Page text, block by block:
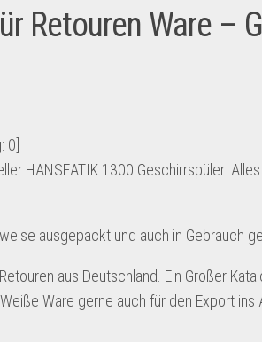
Retouren Ware –
0
HANSEATIK 1300 Geschirrspüler.
ausgepackt und auch in Gebrauch
aus Deutschland. Ein Großer
Ware gerne auch für den Export ins